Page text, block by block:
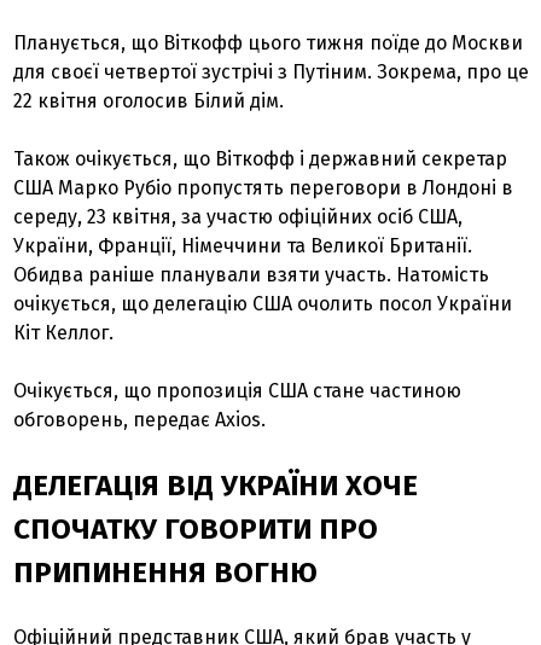
Планується, що Віткофф цього тижня поїде до Москви
для своєї четвертої зустрічі з Путіним. Зокрема, про це
22 квітня оголосив Білий дім.
Також очікується, що Віткофф і державний секретар
США Марко Рубіо пропустять переговори в Лондоні в
середу, 23 квітня, за участю офіційних осіб США,
України, Франції, Німеччини та Великої Британії.
Обидва раніше планували взяти участь. Натомість
очікується, що делегацію США очолить посол України
Кіт Келлог.
Очікується, що пропозиція США стане частиною
обговорень, передає Axios.
ДЕЛЕГАЦІЯ ВІД УКРАЇНИ ХОЧЕ
СПОЧАТКУ ГОВОРИТИ ПРО
ПРИПИНЕННЯ ВОГНЮ
Офіційний представник США, який брав участь у